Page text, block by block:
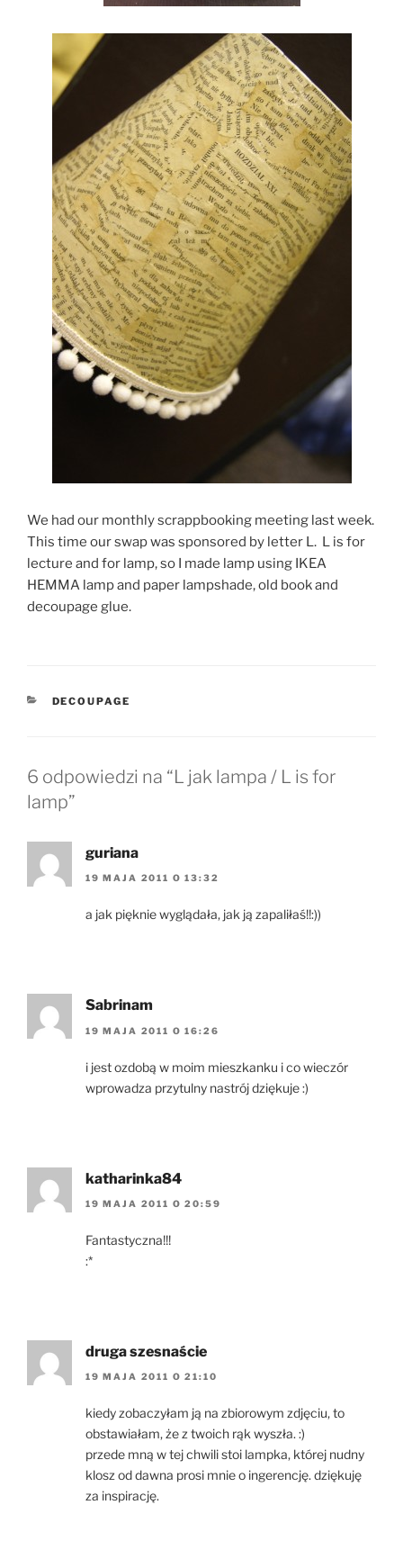
We had our monthly scrappbooking meeting last week.
This time our swap was sponsored by letter L. L is for
lecture and for lamp, so I made lamp using IKEA
HEMMA lamp and paper lampshade, old book and
decoupage glue.
KATEGORIE
DECOUPAGE
6 odpowiedzi na “L jak lampa / L is for
lamp”
guriana
19 MAJA 2011 O 13:32
a jak pięknie wyglądała, jak ją zapaliłaś!!:))
Sabrinam
19 MAJA 2011 O 16:26
i jest ozdobą w moim mieszkanku i co wieczór
wprowadza przytulny nastrój dziękuje :)
katharinka84
19 MAJA 2011 O 20:59
Fantastyczna!!!
:*
druga szesnaście
19 MAJA 2011 O 21:10
kiedy zobaczyłam ją na zbiorowym zdjęciu, to
obstawiałam, że z twoich rąk wyszła. :)
przede mną w tej chwili stoi lampka, której nudny
klosz od dawna prosi mnie o ingerencję. dziękuję
za inspirację.